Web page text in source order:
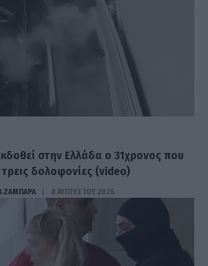
στην Ελλάδα ο 31χρονος που
τρεις δολοφονίες (video)
ΖΑΜΠΑΡΑ 8 ΑΥΓΟΎΣΤΟΥ 2026